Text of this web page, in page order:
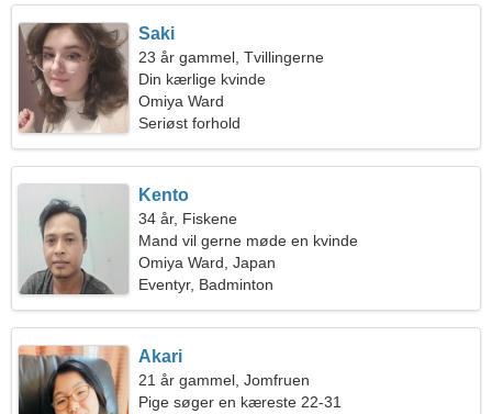
Saki
23 år gammel, Tvillingerne
Din kærlige kvinde
Omiya Ward
Seriøst forhold
Kento
34 år, Fiskene
Mand vil gerne møde en kvinde
Omiya Ward, Japan
Eventyr, Badminton
Akari
21 år gammel, Jomfruen
Pige søger en kæreste 22-31